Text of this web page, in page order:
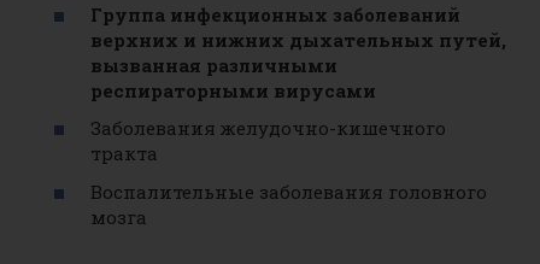
Группа инфекционных заболеваний
верхних и нижних дыхательных путей,
вызванная различными
респираторными вирусами
Заболевания желудочно-кишечного
тракта
Воспалительные заболевания головного
мозга